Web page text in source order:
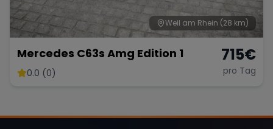
Weil am Rhein (28 km)
Mercedes C63s Amg Edition 1
0.0 (0)
715€
pro Tag